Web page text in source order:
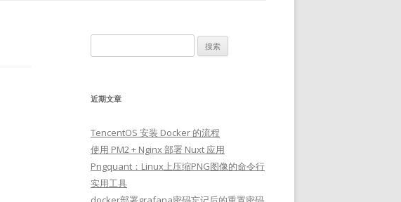
索：
近期文章
TencentOS 安装 Docker 的流程
使用 PM2 + Nginx 部署 Nuxt 应用
Pngquant：Linux上压缩PNG图像的命令行
实用工具